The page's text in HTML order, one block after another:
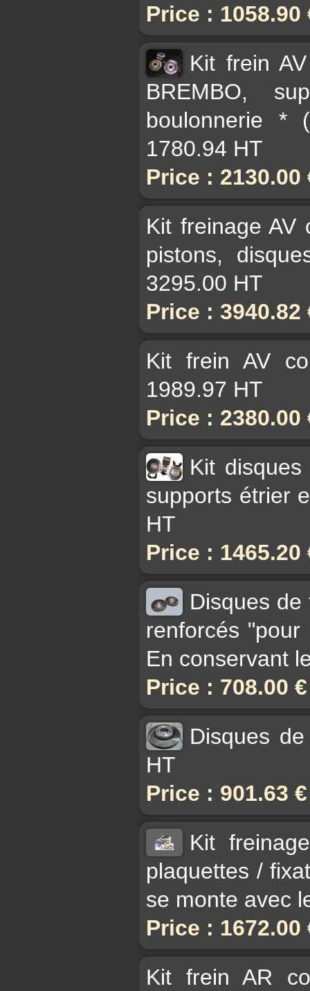
Price : 1058.90
Kit frein
BREMBO,
boulonnerie *
1780.94 HT
Price : 2130.00
Kit freinage AV
pistons,
3295.00 HT
Price : 3940.82
Kit frein AV
1989.97 HT
Price : 2380.00
Kit
supports étrier
HT
Price : 1465.20
Disques de
renforcés
En conservant
Price : 708.00
Disques
HT
Price : 901.63
Kit
plaquettes /
se monte avec
Price : 1672.00
Kit frein AR